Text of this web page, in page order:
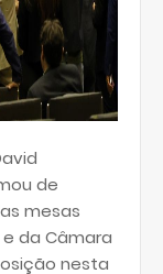
de
mesas
da Câmara
nesta